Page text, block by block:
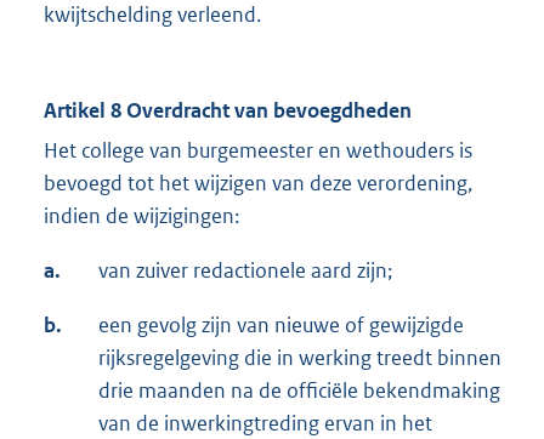
kwijtschelding verleend.
Artikel 8 Overdracht van bevoegdheden
Het college van burgemeester en wethouders is
bevoegd tot het wijzigen van deze verordening,
indien de wijzigingen:
a. van zuiver redactionele aard zijn;
b.
een gevolg zijn van nieuwe of gewijzigde
rijksregelgeving die in werking treedt binnen
drie maanden na de officiële bekendmaking
van de inwerkingtreding ervan in het